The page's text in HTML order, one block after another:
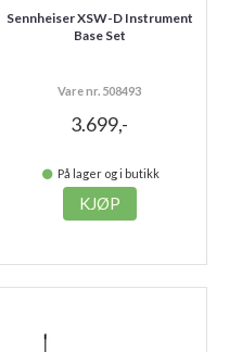
Sennheiser XSW-D Instrument
Base Set
Vare nr. 508493
3.699,-
På lager og i butikk
KJØP